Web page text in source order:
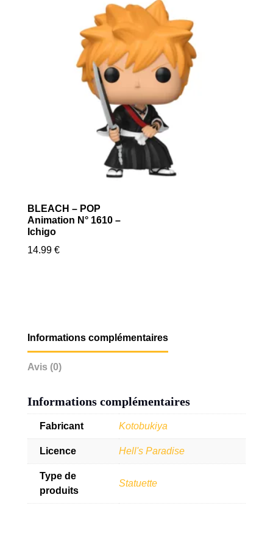
BLEACH – POP
Animation N° 1610 –
Ichigo
14.99 €
Informations complémentaires
Avis (0)
Informations complémentaires
Fabricant Kotobukiya
Licence Hell's Paradise
Type de
produits
Statuette